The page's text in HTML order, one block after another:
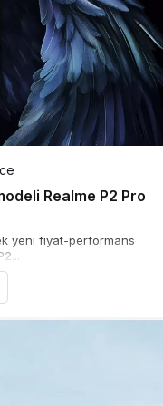
Realme P2 Pro
yeni fiyat-performans